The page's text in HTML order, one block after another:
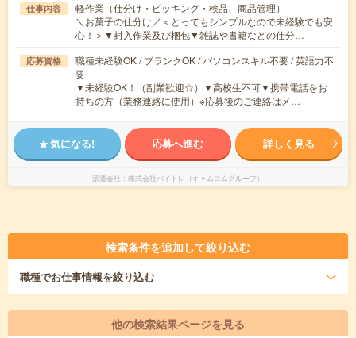
仕事内容
軽作業（仕分け・ピッキング・検品、商品管理）
＼お菓子の仕分け／＜とってもシンプルなので未経験でも安
心！＞▼封入作業及び梱包▼雑誌や書籍などの仕分…
応募資格
職種未経験OK / ブランクOK / パソコンスキル不要 / 英語力不
要
▼未経験OK！（副業歓迎☆）▼高校生不可▼携帯電話をお
持ちの方（業務連絡に使用）※応募後のご連絡はメ…
気になる! 応募へ進む 詳しく見る
派遣会社 株式会社バイトレ（キャムコムグループ）
検索条件を追加して絞り込む
職種でお仕事情報を絞り込む
他の検索結果ページを見る